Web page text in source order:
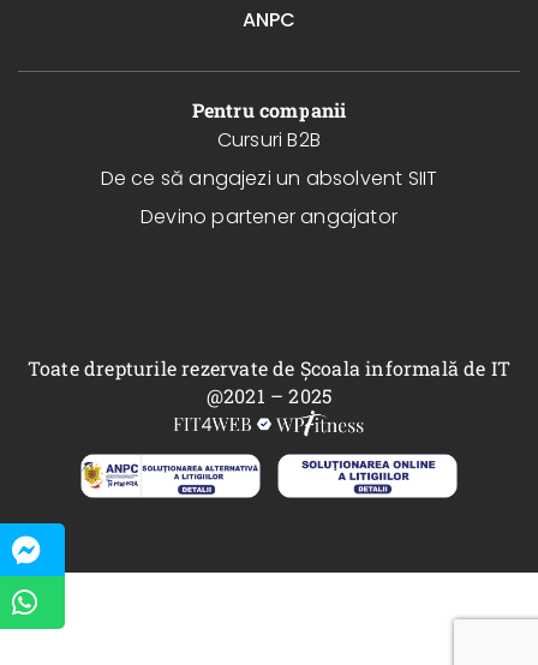
ANPC
Pentru companii
Cursuri B2B
De ce să angajezi un absolvent SIIT
Devino partener angajator
Toate drepturile rezervate de Școala informală de IT
@2021 – 2025